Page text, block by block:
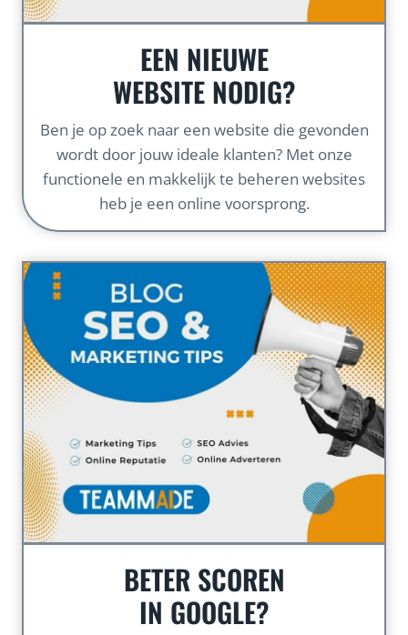
EEN NIEUWE
WEBSITE NODIG?
Ben je op zoek naar een website die gevonden
wordt door jouw ideale klanten? Met onze
functionele en makkelijk te beheren websites
heb je een online voorsprong.
BETER SCOREN
IN GOOGLE?